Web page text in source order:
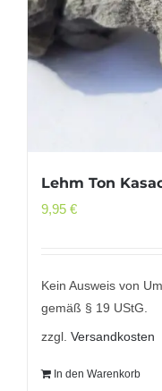
Lehm Ton
9,95 €
Kein Ausweis von
gemäß § 19 UStG.
zzgl. Versandkosten
In den Warenkorb